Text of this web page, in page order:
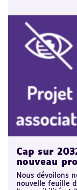
Cap sur
nouveau
Nous dévoilons
nouvelle feuille